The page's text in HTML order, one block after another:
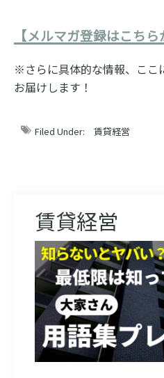
【メルマガ登録はこちら
※さらに具体的な情報、ここ
お届けします！
Filed Under: 賃貸経営
賃貸経営